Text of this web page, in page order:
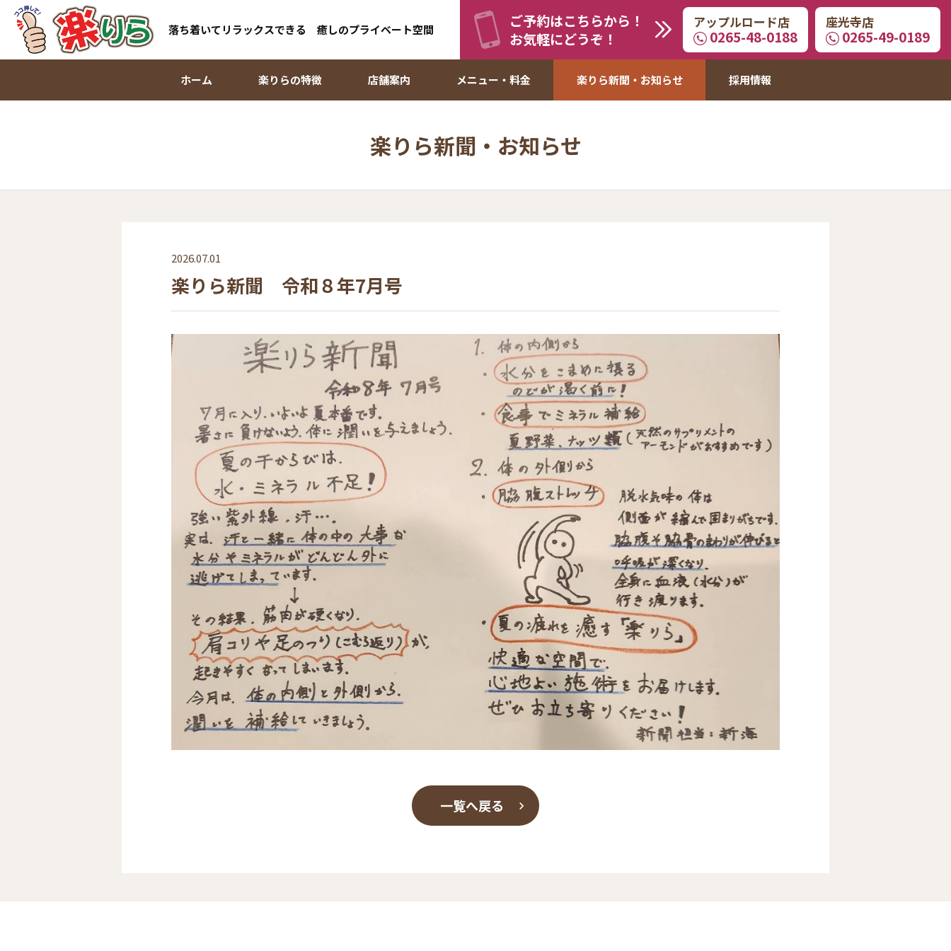
落ち着いてリラックスできる 癒しのプライベート空間
ご予約はこちらから！
お気軽にどうぞ！
アップルロード店
0265-48-0188
座光寺店
0265-49-0189
ホーム 楽りらの特徴 店舗案内 メニュー・料金 楽りら新聞・お知らせ 採用情報
楽りら新聞・お知らせ
2026.07.01
楽りら新聞 令和８年7月号
一覧へ戻る